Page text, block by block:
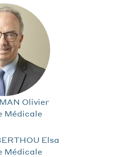
Olivier
Médicale
Elsa
Médicale